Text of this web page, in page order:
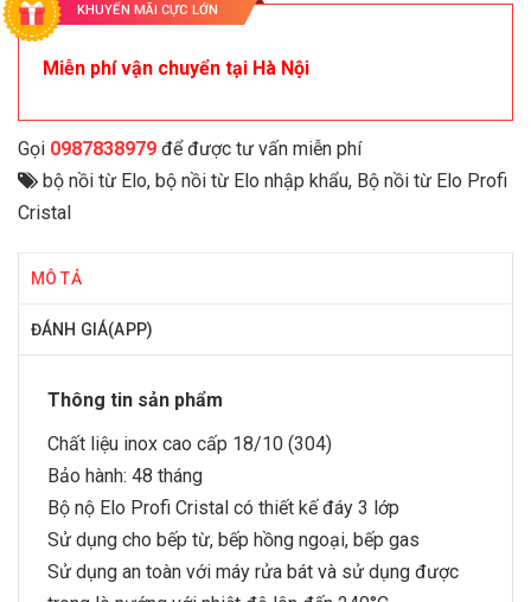
KHUYẾN MÃI CỰC LỚN
Miễn phí vận chuyển tại Hà Nội
Gọi 0987838979 để được tư vấn miễn phí
bộ nồi từ Elo, bộ nồi từ Elo nhập khẩu, Bộ nồi từ Elo Profi
Cristal
MÔ TẢ
ĐÁNH GIÁ(APP)
Thông tin sản phẩm
Chất liệu inox cao cấp 18/10 (304)
Bảo hành: 48 tháng
Bộ nộ Elo Profi Cristal có thiết kế đáy 3 lớp
Sử dụng cho bếp từ, bếp hồng ngoại, bếp gas
Sử dụng an toàn với máy rửa bát và sử dụng được